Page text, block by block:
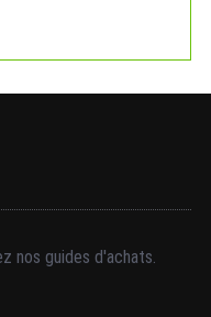
nos guides d'achats.